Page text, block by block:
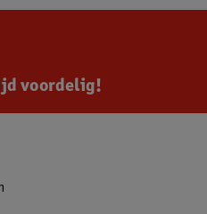
voordelig!